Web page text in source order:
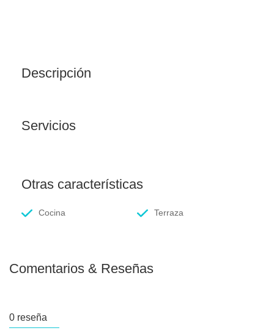
Descripción
Servicios
Otras características
Cocina Terraza
Comentarios & Reseñas
0 reseña